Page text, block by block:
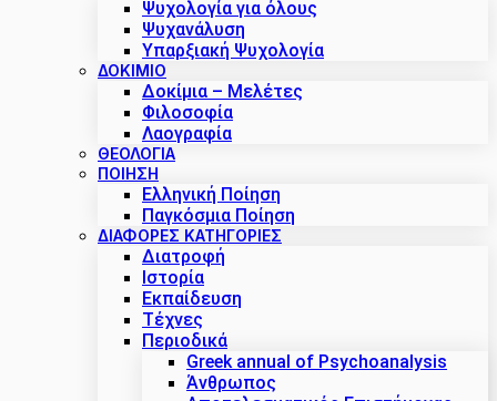
Ψυχολογία για όλους
Ψυχανάλυση
Υπαρξιακή Ψυχολογία
ΔΟΚΊΜΙΟ
Δοκίμια – Μελέτες
Φιλοσοφία
Λαογραφία
ΘΕΟΛΟΓΙΑ
ΠΟΙΗΣΗ
Ελληνική Ποίηση
Παγκόσμια Ποίηση
ΔΙΑΦΟΡΕΣ ΚΑΤΗΓΟΡΙΕΣ
Διατροφή
Ιστορία
Εκπαίδευση
Τέχνες
Περιοδικά
Greek annual of Psychoanalysis
Άνθρωπος